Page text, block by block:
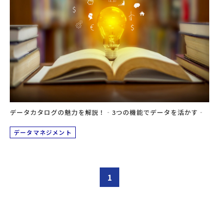
データカタログの魅力を解説！‐3つの機能でデータを活かす‐
データマネジメント
1